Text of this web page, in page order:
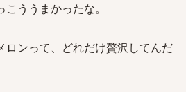
ううまかったな。
ロンって、どれだけ贅沢してんだ